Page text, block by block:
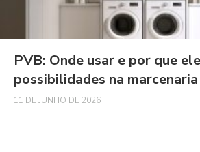
PVB: Onde usar e por que
possibilidades na marcenaria
11 DE JUNHO DE 2026